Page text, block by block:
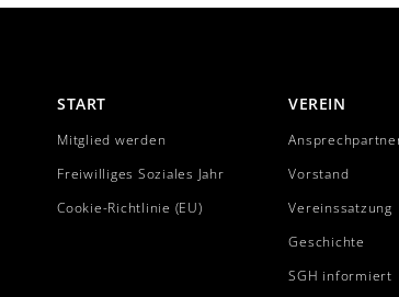
START
Mitglied werden
Freiwilliges Soziales Jahr
Cookie-Richtlinie (EU)
VEREIN
Vorstand
Vereinssatzung
Geschichte
SGH informiert